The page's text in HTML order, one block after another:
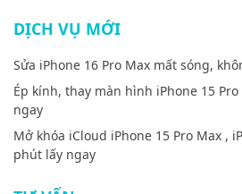
DỊCH VỤ MỚI
Sửa iPhone 16 Pro Max mất sóng,
Ép kính, thay màn hình iPhone 15
ngay
Mở khóa iCloud iPhone 15 Pro Max ,
phút lấy ngay